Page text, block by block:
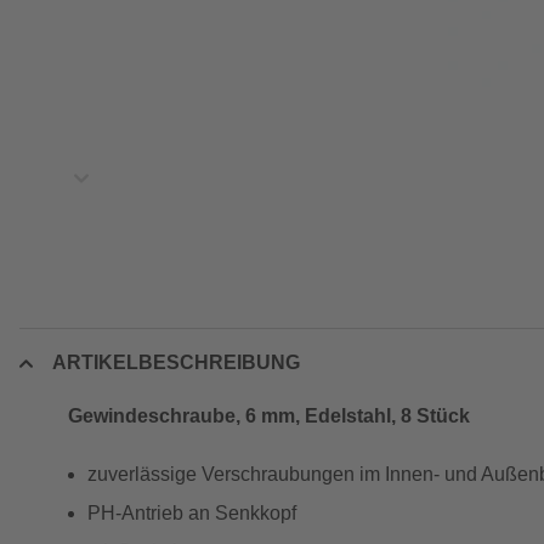
ARTIKELBESCHREIBUNG
Gewindeschraube, 6 mm, Edelstahl, 8 Stück
zuverlässige Verschraubungen im Innen- und
PH-Antrieb an Senkkopf